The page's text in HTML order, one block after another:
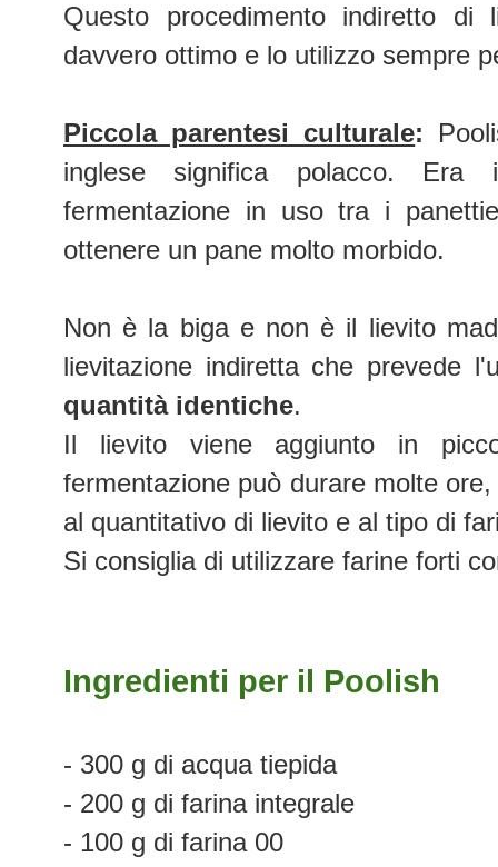
Questo procedimento indiretto
davvero ottimo e lo utilizzo sempre
Piccola parentesi culturale:
inglese significa polacco.
fermentazione in uso tra i
ottenere un pane molto morbido.
Non è la biga e non è il lievito
lievitazione indiretta che prevede
quantità identiche.
Il lievito viene aggiunto in
fermentazione può durare molte
al quantitativo di lievito e al tipo di
Si consiglia di utilizzare farine forti
Ingredienti per il Poolish
- 300 g di acqua tiepida
- 200 g di farina integrale
- 100 g di farina 00